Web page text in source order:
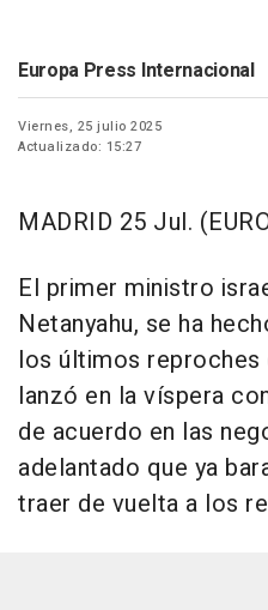
Europa Press Internacional
Viernes, 25 julio 2025
Actualizado: 15:27
MADRID 25 Jul.
El primer ministro
Netanyahu, se ha
los últimos reproches
lanzó en la víspera
de acuerdo en las
adelantado que ya
traer de vuelta a los